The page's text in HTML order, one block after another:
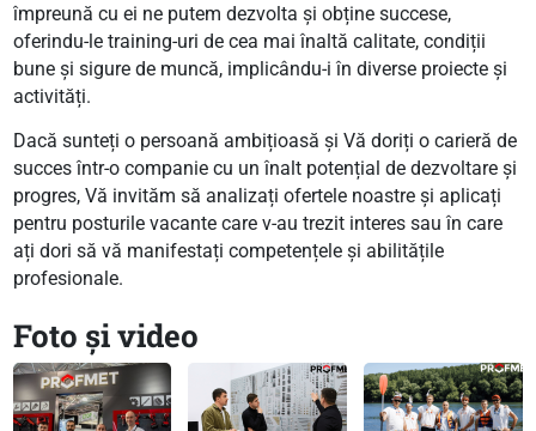
împreună cu ei ne putem dezvolta și obține succese,
oferindu-le training-uri de cea mai înaltă calitate, condiții
bune și sigure de muncă, implicându-i în diverse proiecte și
activități.
Dacă sunteți o persoană ambițioasă și Vă doriți o carieră de
succes într-o companie cu un înalt potențial de dezvoltare și
progres, Vă invităm să analizați ofertele noastre și aplicați
pentru posturile vacante care v-au trezit interes sau în care
ați dori să vă manifestați competențele și abilitățile
profesionale.
Foto și video